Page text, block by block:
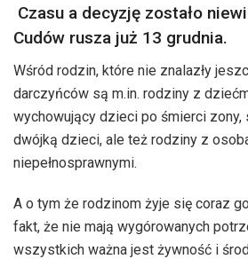
Czasu a decyzję zostało
Cudów rusza już 13 grudnia.
Wśród rodzin, które nie znalazły
darczyńców są m.in. rodziny z
wychowujący dzieci po śmierci zony,
dwójką dzieci, ale też rodziny z
niepełnosprawnymi.
A o tym że rodzinom żyje się coraz
fakt, że nie mają wygórowanych
wszystkich ważna jest żywność i